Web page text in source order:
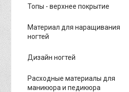
Топы - верхнее покрытие
Материал для наращивания
ногтей
Дизайн ногтей
Расходные материалы для
маникюра и педикюра